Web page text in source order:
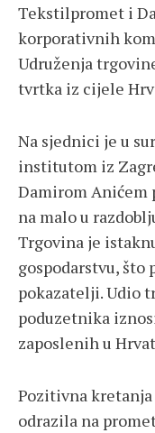
Tekstilpromet i
korporativnih
Udruženja
tvrtka iz cijele
Na sjednici je u
institutom iz
Damirom Anićem
na malo u
Trgovina je
gospodarstvu, što
pokazatelji. Udio
poduzetnika
zaposlenih u
Pozitivna kretanja
odrazila na